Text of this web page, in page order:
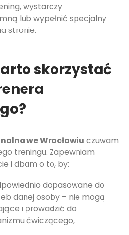
wystarczy
lub wypełnić specjalny
stronie.
skorzystać
we Wrocławiu czuwam
treningu. Zapewniam
i dbam o to, by:
dopasowane do
danej osoby – nie mogą
i prowadzić do
ćwiczącego,